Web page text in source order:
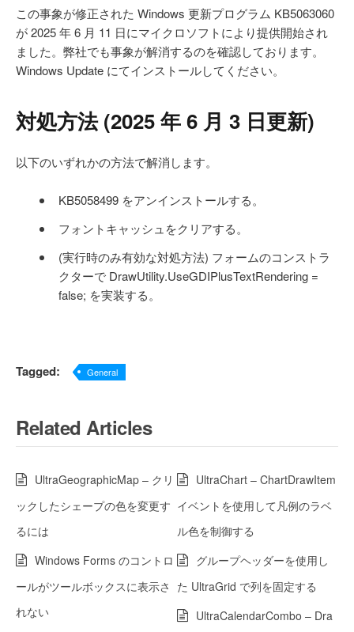
この事象が修正された Windows 更新プログラム KB5063060
が 2025 年 6 月 11 日にマイクロソフトにより提供開始され
ました。弊社でも事象が解消するのを確認しております。
Windows Update にてインストールしてください。
対処方法 (2025 年 6 月 3 日更新)
以下のいずれかの方法で解消します。
KB5058499 をアンインストールする。
フォントキャッシュをクリアする。
(実行時のみ有効な対処方法) フォームのコンストラ
クターで DrawUtility.UseGDIPlusTextRendering =
false; を実装する。
Tagged: General
Related Articles
UltraGeographicMap – クリ
ックしたシェープの色を変更す
るには
UltraChart – ChartDrawItem
イベントを使用して凡例のラベ
ル色を制御する
Windows Forms のコントロ
ールがツールボックスに表示さ
れない
グループヘッダーを使用し
た UltraGrid で列を固定する
UltraCalendarCombo – Dra